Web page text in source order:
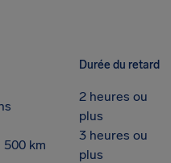
Durée du retard
2 heures ou
plus
500 km
3 heures ou
plus